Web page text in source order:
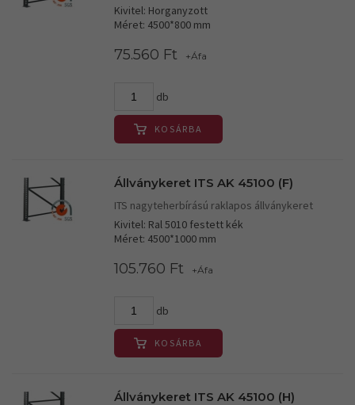
Kivitel: Horganyzott
Méret: 4500*800 mm
75.560 Ft +Áfa
db
KOSÁRBA
Állványkeret ITS AK 45100 (F)
ITS nagyteherbírású raklapos állványkeret
Kivitel: Ral 5010 festett kék
Méret: 4500*1000 mm
105.760 Ft +Áfa
db
KOSÁRBA
Állványkeret ITS AK 45100 (H)